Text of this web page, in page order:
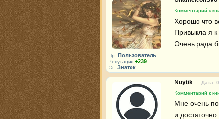
Пр: Пользователь
Репутация:+239
Ст: Знаток
Комментарий к
Хорошо что
Привыкла я к
Очень рада
Nuytik
Дата:
Комментарий к
Мне очень
и